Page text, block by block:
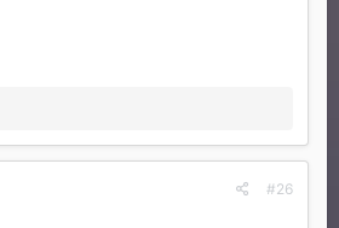
#26